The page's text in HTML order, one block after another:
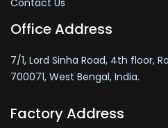
Office Address
7/1, Lord Sinha Road, 4th floor,
700071, West Bengal, India.
Factory Address